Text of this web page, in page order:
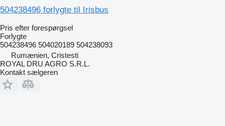
504238496 forlygte til Irisbus
Pris efter forespørgsel
Forlygte
504238496 504020189 504238093
Rumænien, Cristesti
ROYAL DRU AGRO S.R.L.
Kontakt sælgeren